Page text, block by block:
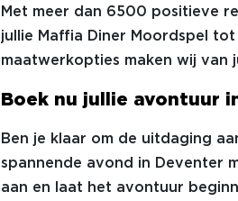
Met meer dan 6500 positieve
jullie Maffia Diner Moordspel
maatwerkopties maken wij van
Boek nu jullie avontuur
Ben je klaar om de uitdaging
spannende avond in Deventer
aan en laat het avontuur